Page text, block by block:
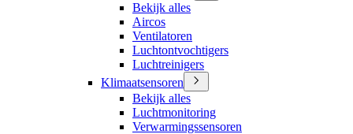
Bekijk alles
Aircos
Ventilatoren
Luchtontvochtigers
Luchtreinigers
Klimaatsensoren
Bekijk alles
Luchtmonitoring
Verwarmingssensoren